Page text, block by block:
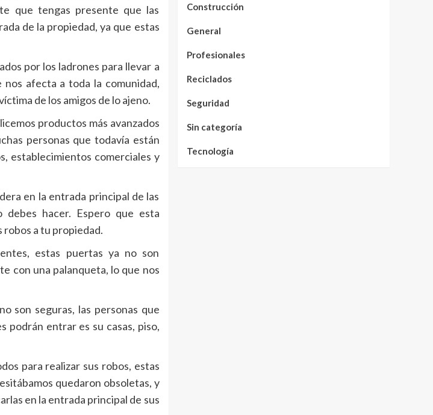
que tengas presente que las
de la propiedad, ya que estas
por los ladrones para llevar a
nos afecta a toda la comunidad,
de los amigos de lo ajeno.
productos más avanzados
personas que todavía están
establecimientos comerciales y
en la entrada principal de las
hacer. Espero que esta
a tu propiedad.
estas puertas ya no son
con una palanqueta, lo que nos
son seguras, las personas que
podrán entrar es su casas, piso,
para realizar sus robos, estas
quedaron obsoletas, y
en la entrada principal de sus
Construcción
General
Profesionales
Reciclados
Seguridad
Sin categoría
Tecnología